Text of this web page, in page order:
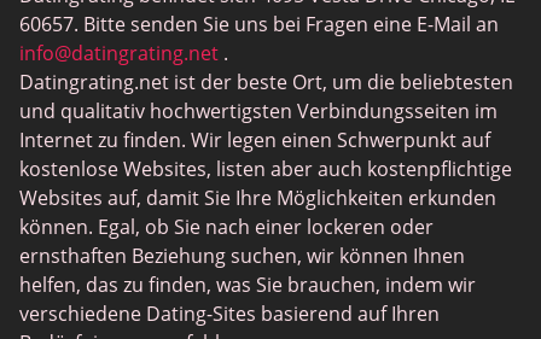
MeetMindful
BDSM Dating
BBPeopleMeet
Sugar Daddy Sites
JPeopleMeet
Trans Dating
Senior Dating Sites
MyLOL
60657. Bitte senden Sie uns bei Fragen eine E-Mail an
info@datingrating.net .
Datingrating.net ist der beste Ort, um die beliebtesten
und qualitativ hochwertigsten Verbindungsseiten im
Internet zu finden. Wir legen einen Schwerpunkt auf
kostenlose Websites, listen aber auch kostenpflichtige
Websites auf, damit Sie Ihre Möglichkeiten erkunden
können. Egal, ob Sie nach einer lockeren oder
ernsthaften Beziehung suchen, wir können Ihnen
helfen, das zu finden, was Sie brauchen, indem wir
verschiedene Dating-Sites basierend auf Ihren